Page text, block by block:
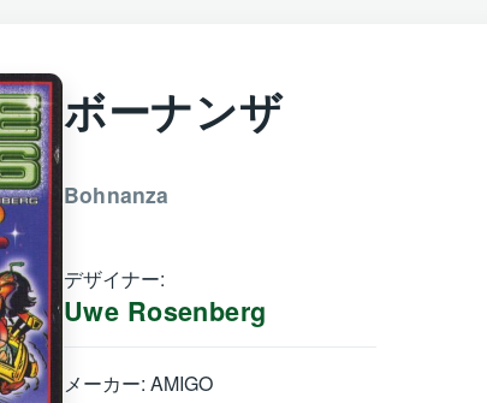
ボーナンザ
Bohnanza
デザイナー:
Uwe Rosenberg
メーカー: AMIGO